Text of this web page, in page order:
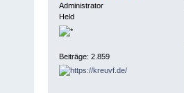
Administrator
Held
Beiträge: 2.859